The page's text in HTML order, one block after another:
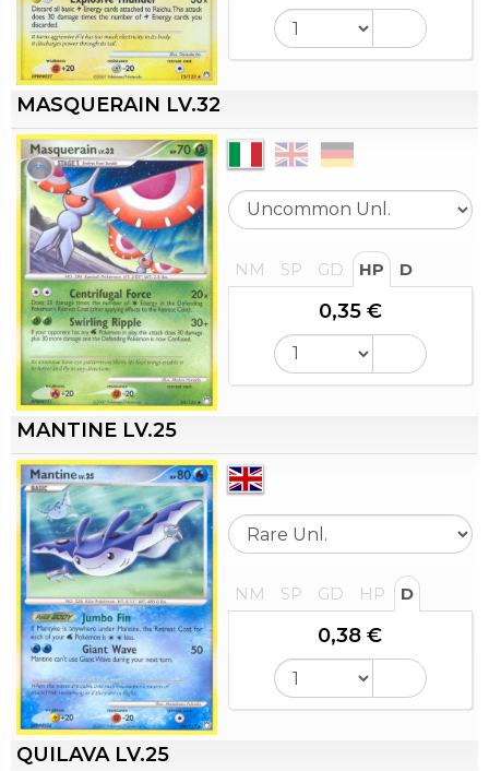
MASQUERAIN LV.32
NM SP GD HP D
0,35 €
MANTINE LV.25
NM SP GD HP D
0,38 €
QUILAVA LV.25